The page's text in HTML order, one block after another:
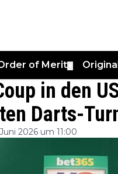
of Merit
in den
Darts-
2026 um 11:00